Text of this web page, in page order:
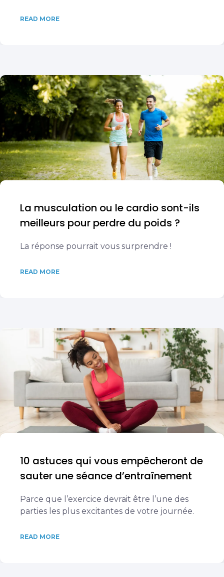
READ MORE
La musculation ou le cardio sont-ils
meilleurs pour perdre du poids ?
La réponse pourrait vous surprendre !
READ MORE
10 astuces qui vous empêcheront de
sauter une séance d’entraînement
Parce que l’exercice devrait être l’une des
parties les plus excitantes de votre journée.
READ MORE